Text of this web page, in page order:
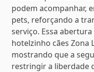
podem acompanhar,
pets, reforçando a
serviço. Essa
hotelzinho cães Zona
mostrando que a
restringir a liberdade